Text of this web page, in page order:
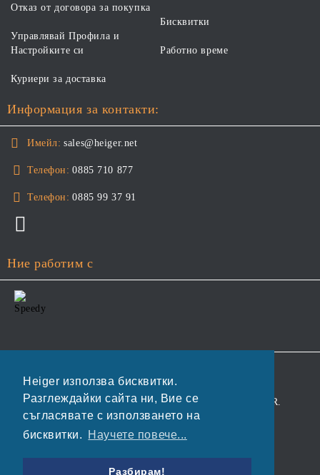
Heiger използва бисквитки.
Разглеждайки сайта ни, Вие се
съгласявате с използването на
бисквитки.
Научете повече...
Разбирам!
Отказ от договора за покупка
Управлявай Профила и
Настройките си
Бисквитки
Работно време
Куриери за доставка
Информация за контакти:
Имейл: sales@heiger.net
Телефон: 0885 710 877
Телефон: 0885 99 37 91
Ние работим с
Нашият онлайн магазин е 100% съобразен с GDPR.
Моите лични данни